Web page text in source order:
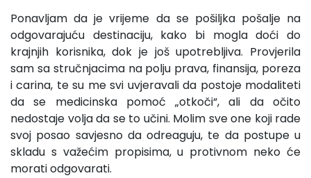
Ponavljam da je vrijeme da se pošiljka pošalje na
odgovarajuću destinaciju, kako bi mogla doći do
krajnjih korisnika, dok je još upotrebljiva. Provjerila
sam sa stručnjacima na polju prava, finansija, poreza
i carina, te su me svi uvjeravali da postoje modaliteti
da se medicinska pomoć „otkoči“, ali da očito
nedostaje volja da se to učini. Molim sve one koji rade
svoj posao savjesno da odreaguju, te da postupe u
skladu s važećim propisima, u protivnom neko će
morati odgovarati.